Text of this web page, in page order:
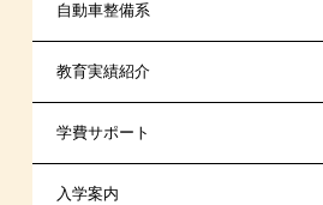
自動車整備系
教育実績紹介
学費サポート
高等教育の修学支援新制度
入学案内